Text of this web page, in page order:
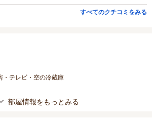
すべてのクチコミをみる
・テレビ・空の冷蔵庫
部屋情報をもっとみる